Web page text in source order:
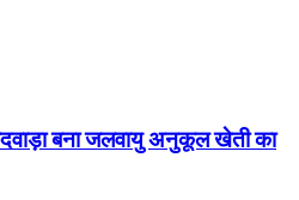
बना जलवायु अनुकूल खेती का